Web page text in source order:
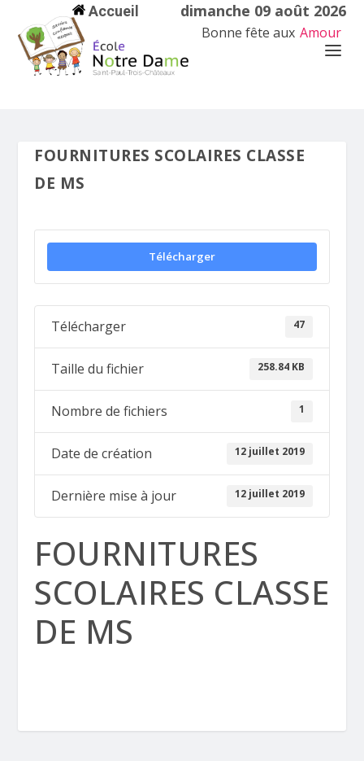
Accueil dimanche 09 août 2026
Bonne fête aux Amour
FOURNITURES SCOLAIRES CLASSE
DE MS
Télécharger
Télécharger 47
Taille du fichier 258.84 KB
Nombre de fichiers 1
Date de création 12 juillet 2019
Dernière mise à jour 12 juillet 2019
FOURNITURES
SCOLAIRES CLASSE
DE MS